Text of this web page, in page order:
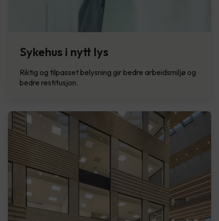
Sykehus i nytt lys
Riktig og tilpasset belysning gir bedre arbeidsmiljø og
bedre restitusjon.